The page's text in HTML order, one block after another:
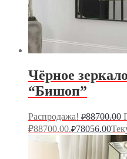
Чёрное
“Бишоп”
Распродажа! ₽88700.00
₽88700.00.₽78056.00